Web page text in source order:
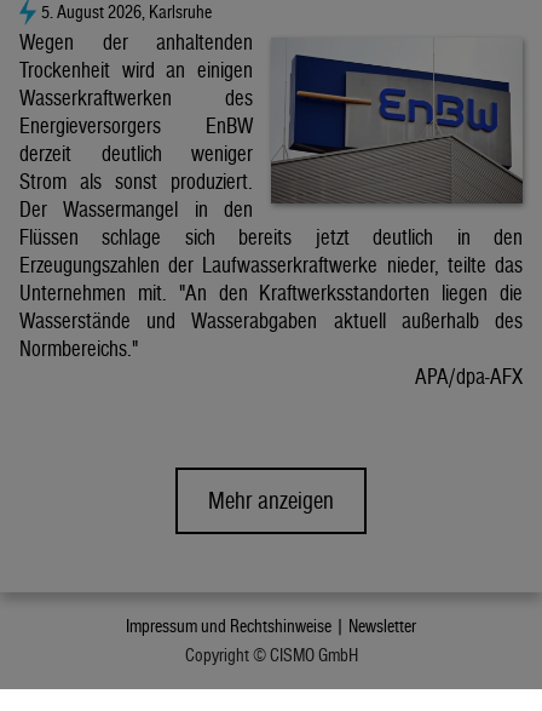
5. August 2026, Karlsruhe
Wegen der anhaltenden
Trockenheit wird an einigen
Wasserkraftwerken des
Energieversorgers EnBW
derzeit deutlich weniger
Strom als sonst produziert.
Der Wassermangel in den
Flüssen schlage sich bereits jetzt deutlich in den
Erzeugungszahlen der Laufwasserkraftwerke nieder, teilte das
Unternehmen mit. "An den Kraftwerksstandorten liegen die
Wasserstände und Wasserabgaben aktuell außerhalb des
Normbereichs."
APA/dpa-AFX
Mehr anzeigen
Impressum und Rechtshinweise | Newsletter
Copyright © CISMO GmbH